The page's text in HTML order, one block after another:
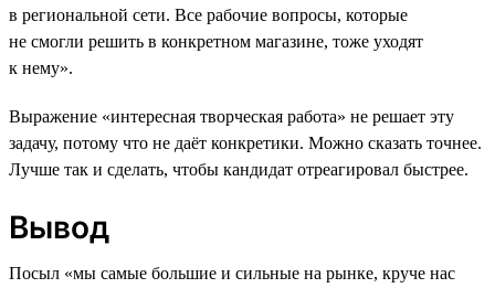
в региональной сети. Все рабочие вопросы, которые
не смогли решить в конкретном магазине, тоже уходят
к нему».
Выражение «интересная творческая работа» не решает эту
задачу, потому что не даёт конкретики. Можно сказать точнее.
Лучше так и сделать, чтобы кандидат отреагировал быстрее.
Вывод
Посыл «мы самые большие и сильные на рынке, круче нас